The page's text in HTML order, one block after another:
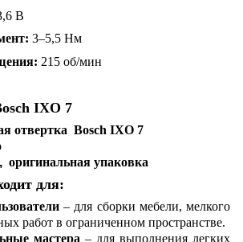
В
3–5,5 Нм
215 об/мин
IXO 7
отвертка Bosch IXO 7
оригинальная упаковка
для:
– для сборки мебели, мелкого
работ в ограниченном пространстве.
мастера – для выполнения легких